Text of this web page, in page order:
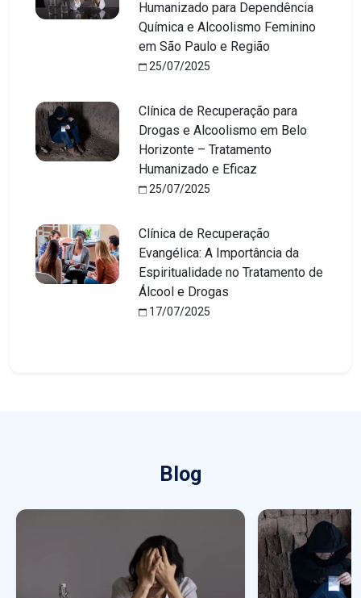
Humanizado para Dependência
Química e Alcoolismo Feminino
em São Paulo e Região
25/07/2025
Clínica de Recuperação para
Drogas e Alcoolismo em Belo
Horizonte – Tratamento
Humanizado e Eficaz
25/07/2025
Clínica de Recuperação
Evangélica: A Importância da
Espiritualidade no Tratamento de
Álcool e Drogas
17/07/2025
Blog